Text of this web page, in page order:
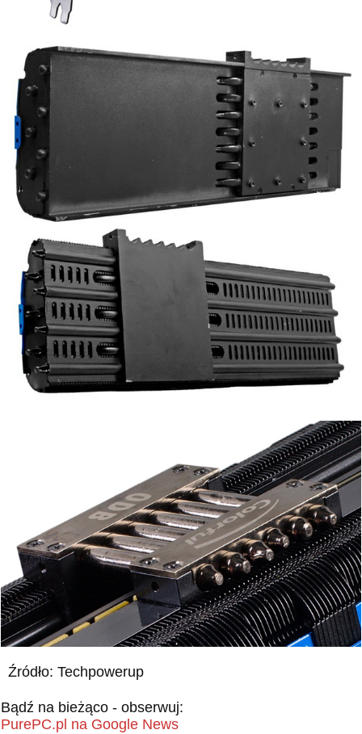
Źródło: Techpowerup
Bądź na bieżąco - obserwuj:
PurePC.pl na Google News